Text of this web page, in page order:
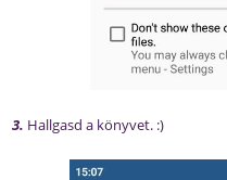
3. Hallgasd a könyvet. :)